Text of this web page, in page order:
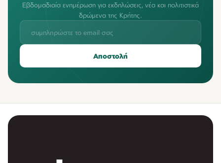
Εβδομαδιαία ενημέρωση για εκδηλώσεις, νέα και πολιτιστικά
δρώμενα της Κρήτης.
Αποστολή